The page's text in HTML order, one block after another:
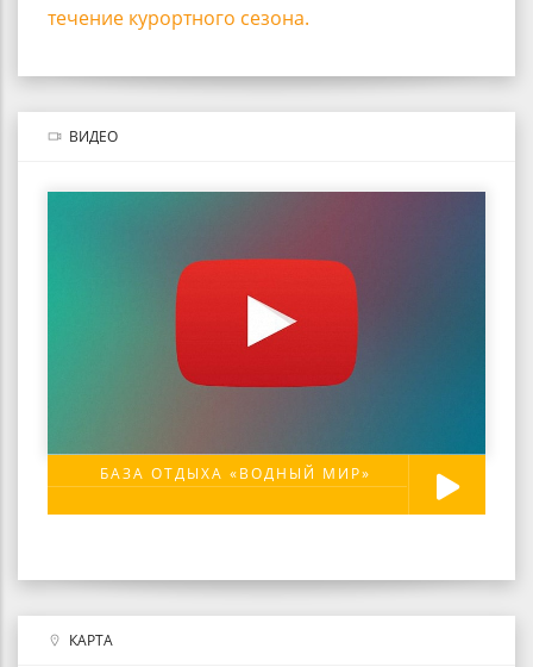
течение курортного сезона.
ВИДЕО
БАЗА ОТДЫХА «ВОДНЫЙ МИР»
КАРТА